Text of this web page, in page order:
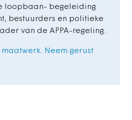
loopbaan- begeleiding
bestuurders en politieke
van de APPA-regeling.
Neem gerust